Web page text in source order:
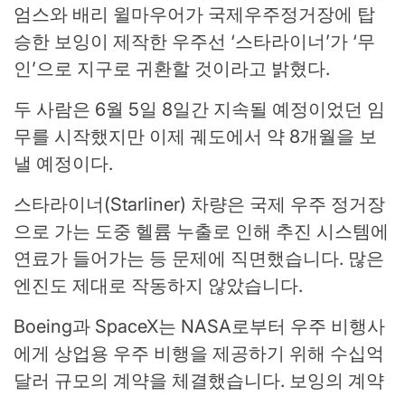
엄스와 배리 윌마우어가 국제우주정거장에 탑
승한 보잉이 제작한 우주선 ‘스타라이너’가 ‘무
인’으로 지구로 귀환할 것이라고 밝혔다.
두 사람은 6월 5일 8일간 지속될 예정이었던 임
무를 시작했지만 이제 궤도에서 약 8개월을 보
낼 예정이다.
스타라이너(Starliner) 차량은 국제 우주 정거장
으로 가는 도중 헬륨 누출로 인해 추진 시스템에
연료가 들어가는 등 문제에 직면했습니다. 많은
엔진도 제대로 작동하지 않았습니다.
Boeing과 SpaceX는 NASA로부터 우주 비행사
에게 상업용 우주 비행을 제공하기 위해 수십억
달러 규모의 계약을 체결했습니다. 보잉의 계약